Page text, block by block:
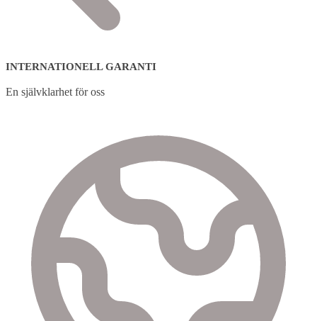
INTERNATIONELL GARANTI
En självklarhet för oss